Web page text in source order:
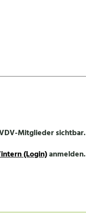
Mitglieder sichtbar.
(Login)anmelden.